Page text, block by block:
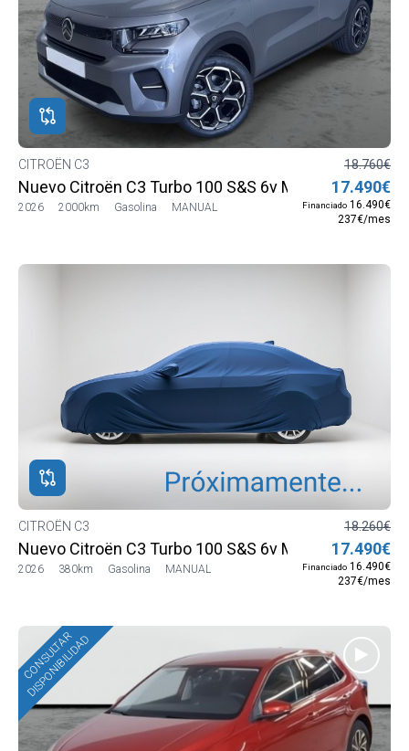
CITROËN C3
Nuevo Citroën C3 Turbo 100 S&S 6v MAX
2026 2000km Gasolina MANUAL
18.760€
17.490€
Financiado 16.490€
237€/mes
CITROËN C3
Nuevo Citroën C3 Turbo 100 S&S 6v MAX
2026 380km Gasolina MANUAL
18.260€
17.490€
Financiado 16.490€
237€/mes
CONSULTAR
DISPONIBILIDAD